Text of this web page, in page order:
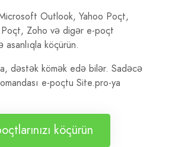
Outlook, Yahoo Poçt,
Zoho və digər e-poçt
köçürün.
dəstək kömək edə bilər. Sadəcə
e-poçtu Site.pro-ya
köçürün